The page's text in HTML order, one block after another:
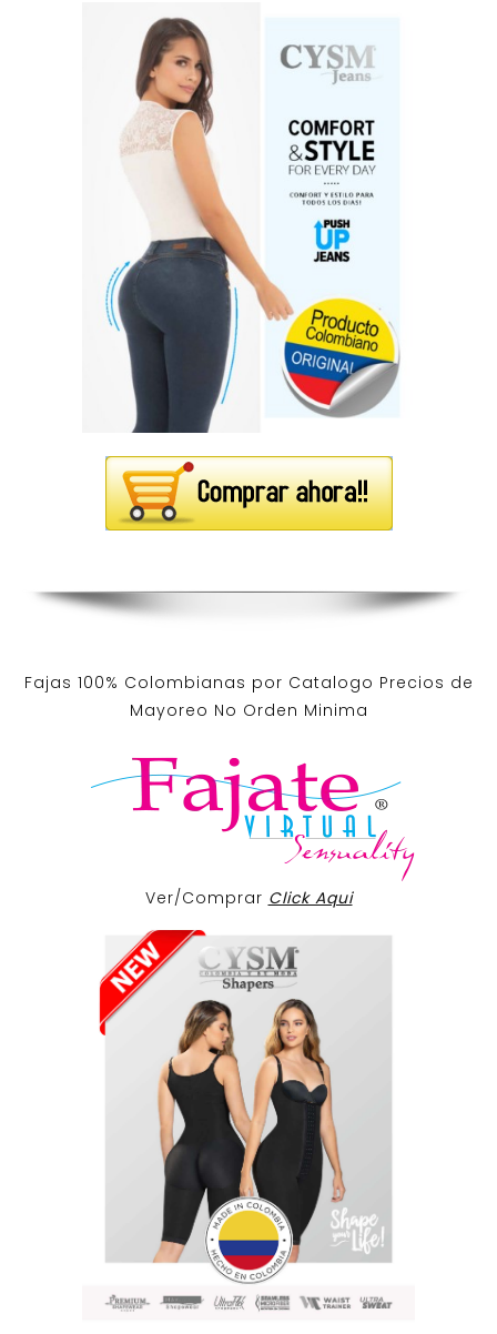
Fajas 100% Colombianas por Catalogo Precios de
Mayoreo No Orden Minima
Ver/Comprar Click Aqui